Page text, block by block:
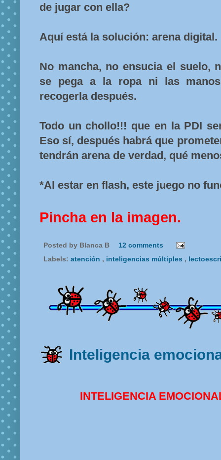
de jugar con ella?
Aquí está la solución: arena digital.
No mancha, no ensucia el suelo,
se pega a la ropa ni las
recogerla después.
Todo un chollo!!! que en la PDI
Eso sí, después habrá que
tendrán arena de verdad, qué
*Al estar en flash, este juego no
Pincha en la imagen.
Posted by Blanca B
12 comments
Labels: atención , inteligencias múltiples ,
Inteligencia
INTELIGENCIA